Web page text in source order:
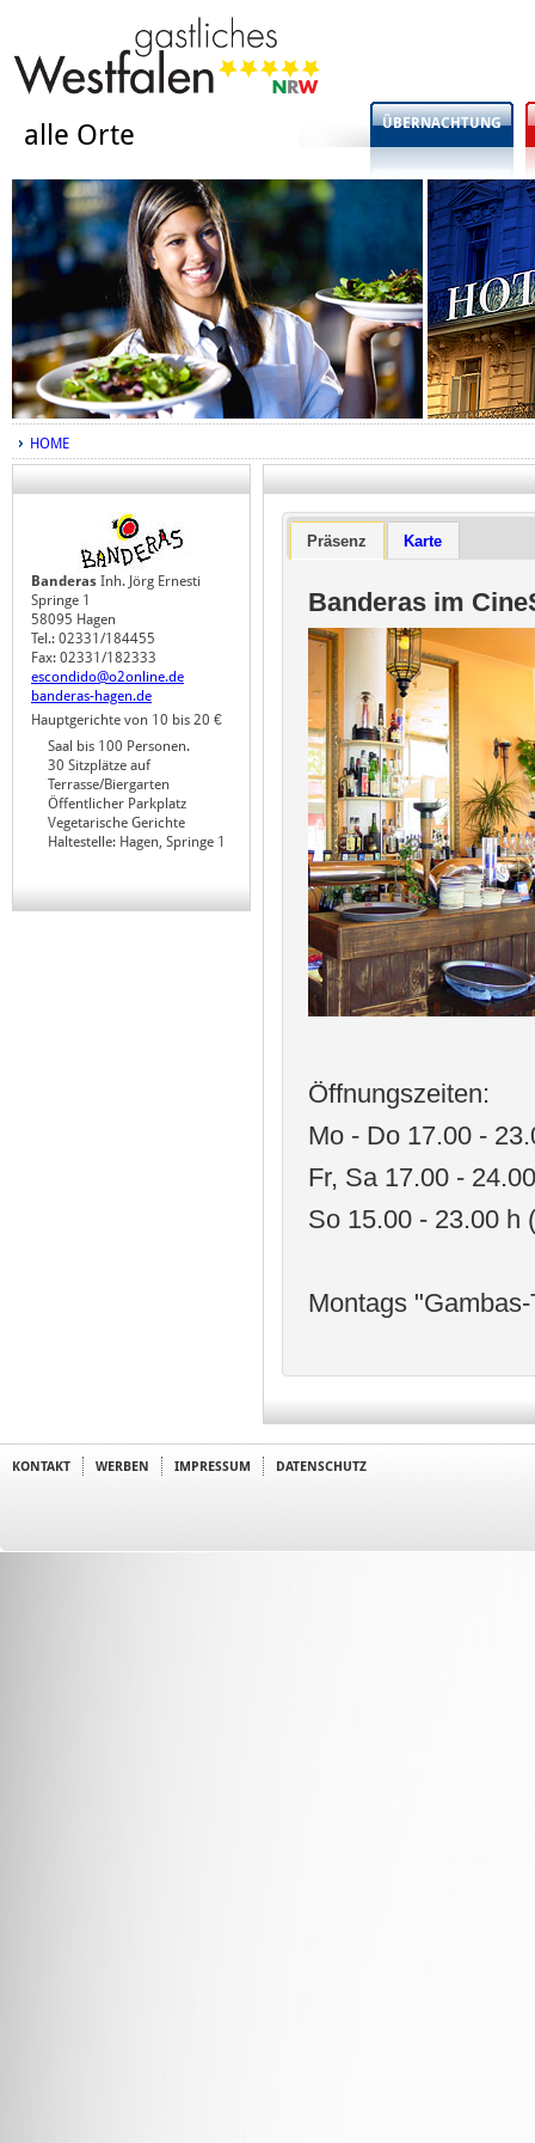
alle Orte ÜBERNACHTUNG
HOME
Banderas Inh. Jörg Ernesti
Springe 1
58095 Hagen
Tel.: 02331/184455
Fax: 02331/182333
escondido@o2online.de
banderas-hagen.de
Hauptgerichte von 10 bis 20 €
Saal bis 100 Personen.
30 Sitzplätze auf
Terrasse/Biergarten
Öffentlicher Parkplatz
Vegetarische Gerichte
Haltestelle: Hagen, Springe 1
Präsenz Karte
Banderas im
Öffnungszeiten:
Mo - Do 17.00 -
Fr, Sa 17.00 -
So 15.00 - 23.00 h
Montags
KONTAKT WERBEN IMPRESSUM DATENSCHUTZ